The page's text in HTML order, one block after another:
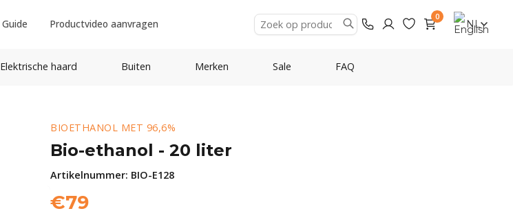
Guide Productvideo aanvragen
0
NL
Elektrische haard Buiten Merken Sale FAQ
BIOETHANOL MET 96,6%
Bio-ethanol - 20 liter
Artikelnummer: BIO-E128
€79